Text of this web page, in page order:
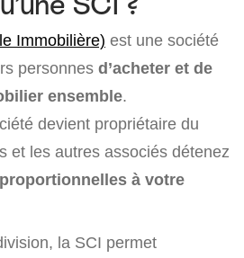
Immobilière) est une société
personnes d’acheter et de
ensemble.
devient propriétaire du
et les autres associés détenez
à votre
la SCI permet